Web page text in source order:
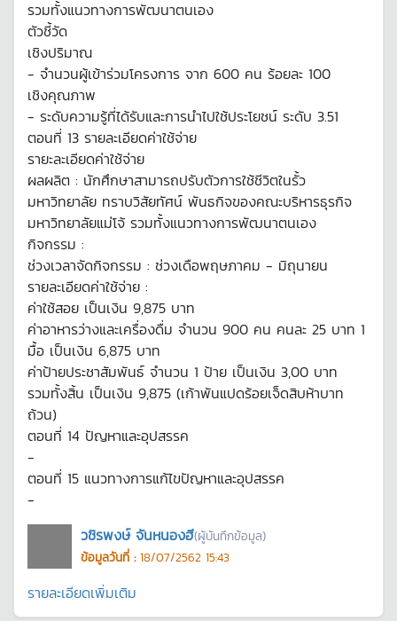
รวมทั้งแนวทางการพัฒนาตนเอง
ตัวชี้วัด
เชิงปริมาณ
- จำนวนผู้เข้าร่วมโครงการ จาก 600 คน ร้อยละ 100
เชิงคุณภาพ
- ระดับความรู้ที่ได้รับและการนำไปใช้ประโยชน์ ระดับ 3.51
ตอนที่ 13 รายละเอียดค่าใช้จ่าย
รายะละเอียดค่าใช้จ่าย
ผลผลิต : นักศึกษาสามารถปรับตัวการใช้ชีวิตในรั้ว
มหาวิทยาลัย ทราบวิสัยทัศน์ พันธกิจของคณะบริหารธุรกิจ
มหาวิทยาลัยแม่โจ้ รวมทั้งแนวทางการพัฒนาตนเอง
กิจกรรม :
ช่วงเวลาจัดกิจกรรม : ช่วงเดือพฤษภาคม - มิถุนายน
รายละเอียดค่าใช้จ่าย :
ค่าใช้สอย เป็นเงิน 9,875 บาท
ค่าอาหารว่างและเครื่องดื่ม จำนวน 900 คน คนละ 25 บาท 1
มื้อ เป็นเงิน 6,875 บาท
ค่าป้ายประชาสัมพันธ์ จำนวน 1 ป้าย เป็นเงิน 3,00 บาท
รวมทั้งสิ้น เป็นเงิน 9,875 (เก้าพันแปดร้อยเจ็ดสิบห้าบาท
ถ้วน)
ตอนที่ 14 ปัญหาและอุปสรรค
-
ตอนที่ 15 แนวทางการแก้ไขปัญหาและอุปสรรค
-
วชิรพงษ์ จันหนองฮี(ผู้บันทึกข้อมูล)
ข้อมูลวันที่ : 18/07/2562 15:43
รายละเอียดเพิ่มเติม